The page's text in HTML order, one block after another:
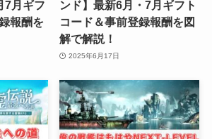
7月ギフ
報酬を
ンド】最新6月・7月ギフト
コード＆事前登録報酬を図
解で解説！
2025年6月17日